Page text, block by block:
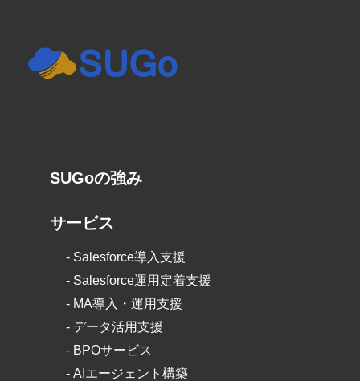
SUGoの強み
サービス
- Salesforce導入支援
- Salesforce運用定着支援
- MA導入・運用支援
- データ活用支援
- BPOサービス
- AIエージェント構築